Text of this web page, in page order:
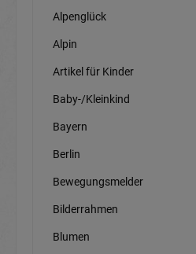
Alpenglück
Alpin
Artikel für Kinder
Baby-/Kleinkind
Bayern
Berlin
Bewegungsmelder
Bilderrahmen
Blumen